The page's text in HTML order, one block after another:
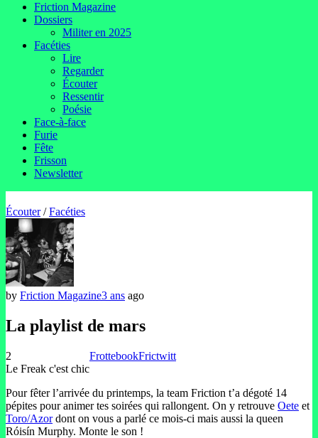
Friction Magazine
Dossiers
Militer en 2025
Facéties
Lire
Regarder
Écouter
Ressentir
Poésie
Face-à-face
Furie
Fête
Frisson
Newsletter
Écouter/Facéties
by Friction Magazine3 ans ago
La playlist de mars
2
Le Freak c'est chic
FrottebookFrictwitt
Pour fêter l’arrivée du printemps, la team Friction t’a dégoté 14
pépites pour animer tes soirées qui rallongent. On y retrouve Oete et
Toro/Azordont on vous a parlé ce mois-ci mais aussi la queen
Róisín Murphy. Monte le son !